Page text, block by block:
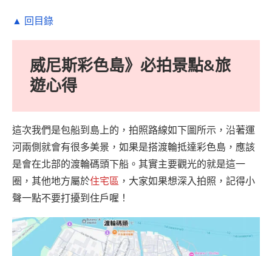
▲ 回目錄
威尼斯彩色島》必拍景點&旅
遊心得
這次我們是包船到島上的，拍照路線如下圖所示，沿著運
河兩側就會有很多美景，如果是搭渡輪抵達彩色島，應該
是會在北部的渡輪碼頭下船。其實主要觀光的就是這一
圈，其他地方屬於住宅區 ，大家如果想深入拍照，記得小
聲一點不要打擾到住戶喔！